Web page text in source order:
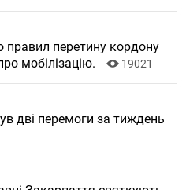
перетину кордону
мобілізацію.
19021
дві перемоги за тиждень